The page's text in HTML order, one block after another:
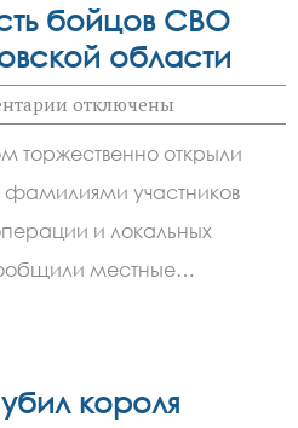
бойцов СВО
области
к
записи
в
честь
бойцов
СВО
открылся
в
отключены
торжественно открыли
участников
и локальных
местные…
короля